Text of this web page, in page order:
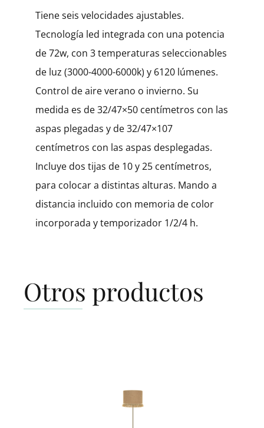
Tiene seis velocidades ajustables.
Tecnología led integrada con una potencia
de 72w, con 3 temperaturas seleccionables
de luz (3000-4000-6000k) y 6120 lúmenes.
Control de aire verano o invierno. Su
medida es de 32/47×50 centímetros con las
aspas plegadas y de 32/47×107
centímetros con las aspas desplegadas.
Incluye dos tijas de 10 y 25 centímetros,
para colocar a distintas alturas. Mando a
distancia incluido con memoria de color
incorporada y temporizador 1/2/4 h.
Otros productos